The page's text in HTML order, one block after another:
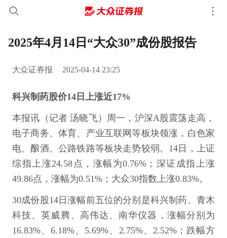
2025年4月14日“大众30”成份股报告
大众证券报 2025-04-14 23:25
科兴制药股价14日上涨近17%
本报讯（记者 汤晓飞）周一，沪深A股震荡走高，
电子商务、体育、产业互联网等板块领涨，白色家
电、酿酒、公路铁路等板块走势较弱。14日，上证
综指上涨24.58点，涨幅为0.76%；深证成指上涨
49.86点，涨幅为0.51%；大众30指数上涨0.83%。
30成份股14日涨幅前五位的分别是科兴制药、青木
科技、英威腾、高伟达、南华仪器，涨幅分别为
16.83%、6.18%、5.69%、2.75%、2.52%；跌幅方